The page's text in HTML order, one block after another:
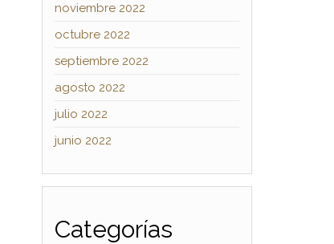
noviembre 2022
octubre 2022
septiembre 2022
agosto 2022
julio 2022
junio 2022
Categorías